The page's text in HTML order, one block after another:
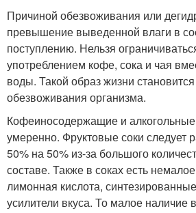
Причиной обезвоживания или
превышение выведенной влаги в
поступлению. Нельзя
употреблением кофе, сока и чая
воды. Такой образ жизни
обезвоживания организма.
Кофеиносодержащие и
умеренно. Фруктовые соки следует
50% на 50% из-за большого
составе. Также в соках есть
лимонная кислота,
усилители вкуса. То малое наличие